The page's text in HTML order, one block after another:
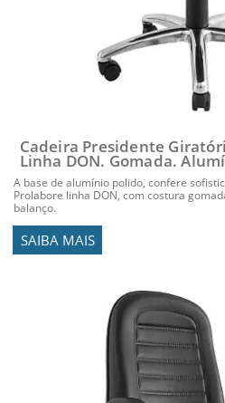
Cadeira Presidente
Linha DON. Gomada.
A base de alumínio polido, confere
Prolabore linha DON, com costura
balanço.
SAIBA MAIS